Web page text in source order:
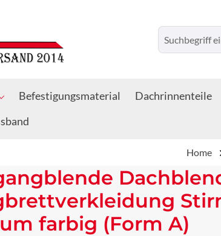
Befestigungsmaterial Dachrinnenteile
Home
farbig (Form A)